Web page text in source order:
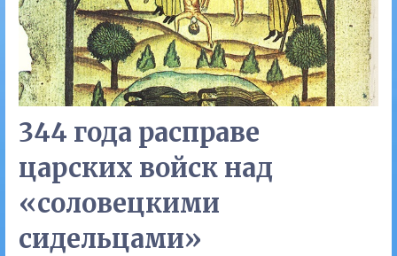
344 года расправе
царских войск над
«соловецкими
сидельцами»